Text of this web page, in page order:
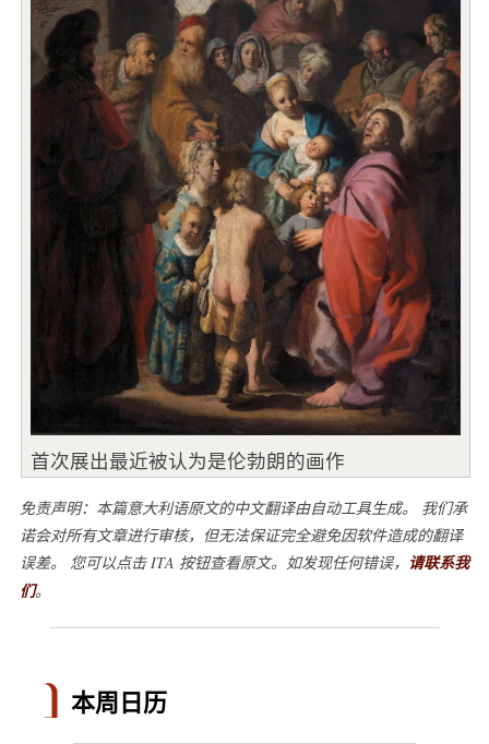
首次展出最近被认为是伦勃朗的画作
免责声明：本篇意大利语原文的中文翻译由自动工具生成。 我们承
诺会对所有文章进行审核，但无法保证完全避免因软件造成的翻译
误差。 您可以点击 ITA 按钮查看原文。如发现任何错误， 请联系我
们。
本周日历